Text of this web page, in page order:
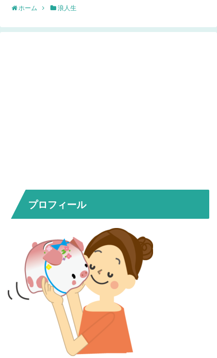
ホーム 浪人生
プロフィール